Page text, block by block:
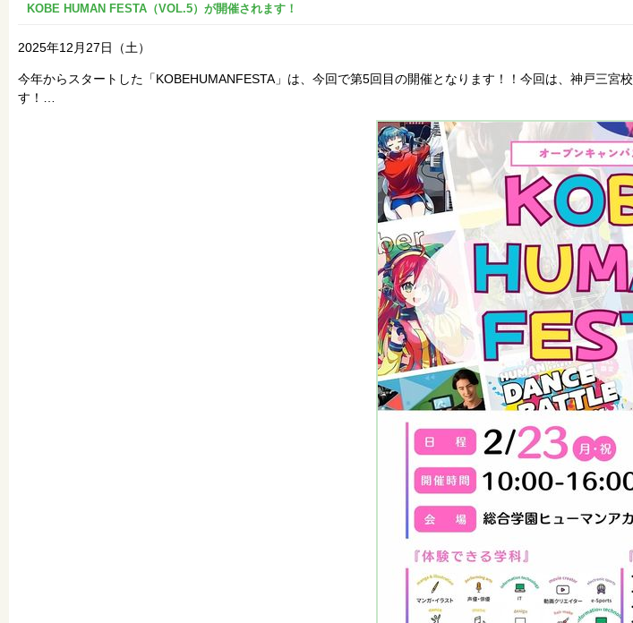
KOBE HUMAN FESTA（VOL.5）が開催されます！
2025年12月27日（土）
今年からスタートした「KOBEHUMANFESTA」は、今回で第5回目の開催となります！！今回は、神戸三
す！…